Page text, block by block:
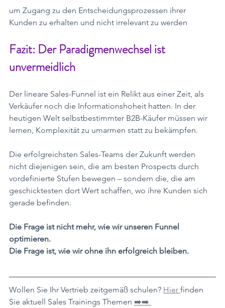
um Zugang zu den Entscheidungsprozessen ihrer
Kunden zu erhalten und nicht irrelevant zu werden
Fazit: Der Paradigmenwechsel ist
unvermeidlich
Der lineare Sales-Funnel ist ein Relikt aus einer Zeit, als
Verkäufer noch die Informationshoheit hatten. In der
heutigen Welt selbstbestimmter B2B-Käufer müssen wir
lernen, Komplexität zu umarmen statt zu bekämpfen.
Die erfolgreichsten Sales-Teams der Zukunft werden
nicht diejenigen sein, die am besten Prospects durch
vordefinierte Stufen bewegen – sondern die, die am
geschicktesten dort Wert schaffen, wo ihre Kunden sich
gerade befinden.
Die Frage ist nicht mehr, wie wir unseren Funnel
optimieren.
Die Frage ist, wie wir ohne ihn erfolgreich bleiben.
Wollen Sie Ihr Vertrieb zeitgemäß schulen? Hier finden
Sie aktuell Sales Trainings Themen ➡️➡️